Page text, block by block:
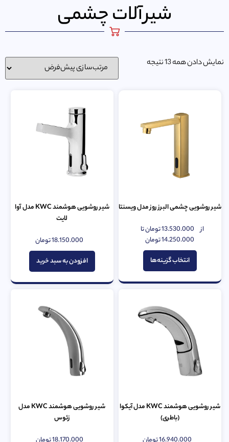
شیرآلات چشمی
نمایش دادن همه 13 نتیجه
شیر روشویی چشمی البرز روز مدل ویسنتا
امتیاز
0
از 13.530.000تومانتا
14.250.000تومان
انتخاب گزینه‌ها
شیر روشویی هوشمند KWC مدل آوا
لایت
امتیاز
0
از
5
18.150.000تومان
افزودن به سبد خرید
شیر روشویی هوشمند KWC مدل آیکوا
(باطری)
شیر روشویی هوشمند KWC مدل
زئوس